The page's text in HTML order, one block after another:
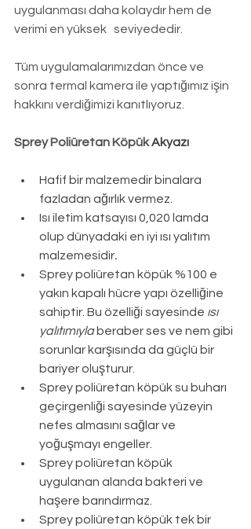
uygulanması daha kolaydır hem de
verimi en yüksek   seviyededir.
Tüm uygulamalarımızdan önce ve
sonra termal kamera ile yaptığımız işin
hakkını verdiğimizi kanıtlıyoruz.
Sprey Poliüretan Köpük Akyazı
Hafif bir malzemedir binalara
fazladan ağırlık vermez.
Isı iletim katsayısı 0,020 lamda
olup dünyadaki en iyi ısı yalıtım
malzemesidir.
Sprey poliüretan köpük %100 e
yakın kapalı hücre yapı özelliğine
sahiptir. Bu özelliği sayesinde ısı
yalıtımıyla beraber ses ve nem gibi
sorunlar karşısında da güçlü bir
bariyer oluşturur.
Sprey poliüretan köpük su buharı
geçirgenliği sayesinde yüzeyin
nefes almasını sağlar ve
yoğuşmayı engeller.
Sprey poliüretan köpük
uygulanan alanda bakteri ve
haşere barındırmaz.
Sprey poliüretan köpük tek bir